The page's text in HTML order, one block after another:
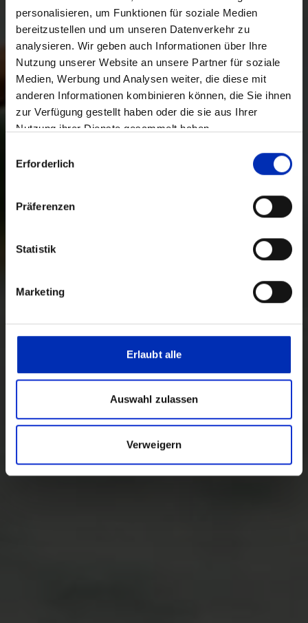
personalisieren, um Funktionen für soziale Medien
bereitzustellen und um unseren Datenverkehr zu
analysieren. Wir geben auch Informationen über Ihre
Nutzung unserer Website an unsere Partner für soziale
Medien, Werbung und Analysen weiter, die diese mit
anderen Informationen kombinieren können, die Sie ihnen
zur Verfügung gestellt haben oder die sie aus Ihrer
Nutzung ihrer Dienste gesammelt haben.
mitErforderlich
Präferenzen
Statistik
Marketing
Erlaubt alle
Auswahl zulassen
Verweigern